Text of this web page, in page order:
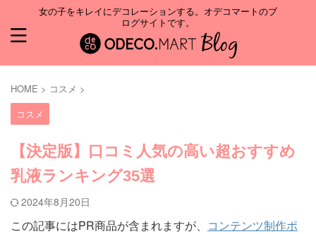
女の子をキレイにデコレーションする。オデコマートのブ
ログサイトです。
HOME > コスメ >
コスメ
【決定版】口コミ人気の高い超おすすめ
乳液ランキング35選
2024年8月20日
この記事にはPR商品が含まれますが、 コンテンツ制作ポ